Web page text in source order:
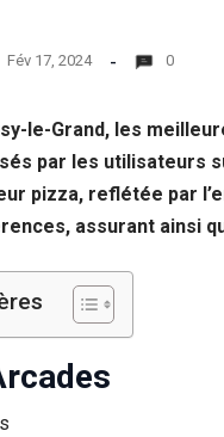
Fév 17, 2024 0
le-Grand, les
par les utilisateurs
pizza, reflétée par
assurant ainsi